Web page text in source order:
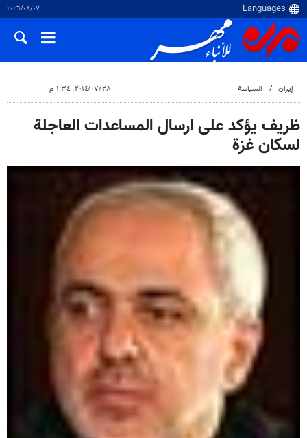
٠٧‏/٠٨‏/٢٠٢٦
إيران السياسة ٢٨‏/٠٧‏/٢٠١٤، ١:٣٤ م
ظريف يؤكد على ارسال المساعدات العاجلة
لسكان غزة